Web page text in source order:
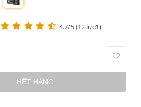
m
4.7/5 (12 lượt)
HẾT HÀNG